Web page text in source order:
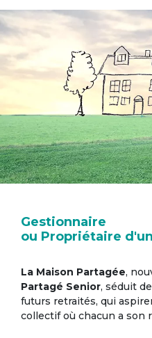
Gestionnaire
ou Propriétaire
La Maison Partagée,
Partagé Senior, séduit
futurs retraités, qui
collectif où chacun a son